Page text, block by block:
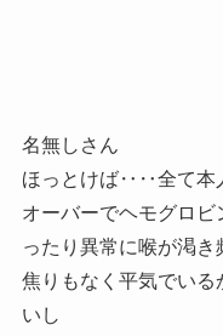
名無しさん
ほっとけば‥‥全て本
オーバーでヘモグロ
ったり異常に喉が渇
焦りもなく平気でいる
いし